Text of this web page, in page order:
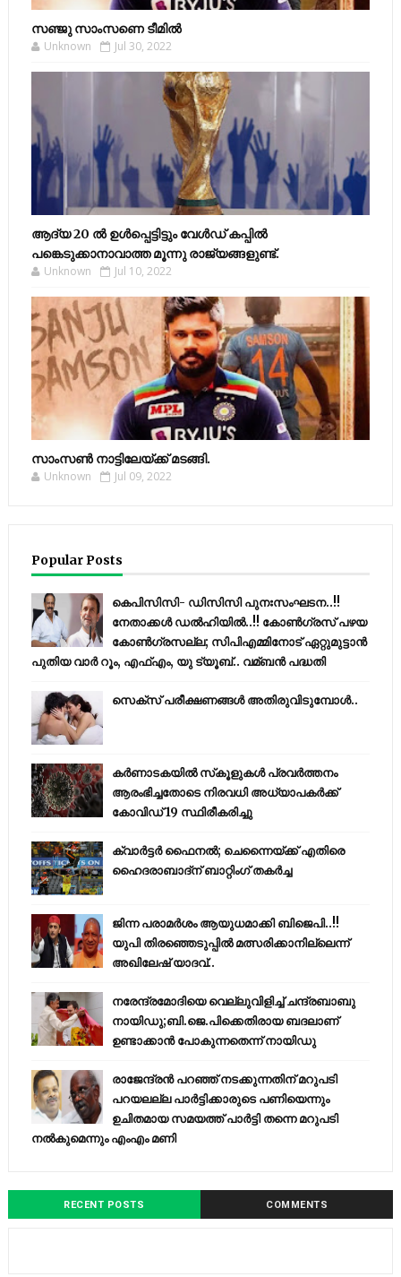
സഞ്ജു സാംസണെ ടീമില്‍
Unknown Jul 30, 2022
ആദ്യ 20 ല്‍ ഉള്‍പ്പെട്ടിട്ടും വേള്‍ഡ് കപ്പില്‍
പങ്കെടുക്കാനാവാത്ത മൂന്നു രാജ്യങ്ങളുണ്ട്.
Unknown Jul 10, 2022
സാംസണ്‍ നാട്ടിലേയ്‌ക്ക് മടങ്ങി.
Unknown Jul 09, 2022
Popular Posts
കെപിസിസി- ഡിസിസി പുനഃസംഘടന..!!
നേതാക്കൾ ഡൽഹിയിൽ..!! കോണ്‍ഗ്രസ് പഴയ
കോണ്‍ഗ്രസല്ല; സിപിഎമ്മിനോട് ഏറ്റുമുട്ടാന്‍
പുതിയ വാര്‍ റൂം, എഫ്‌എം, യു ട്യൂബ്.. വമ്ബന്‍ പദ്ധതി
സെക്സ് പരീക്ഷണങ്ങൾ അതിരുവിടുമ്പോൾ..
കര്‍ണാടകയില്‍ സ്‌കൂളുകള്‍ പ്രവര്‍ത്തനം
ആരംഭിച്ചതോടെ നിരവധി അധ്യാപകര്‍ക്ക്
കോവിഡ് 19 സ്ഥിരീകരിച്ചു
ക്വാർട്ടർ ഫൈനൽ; ചെന്നൈയ്ക്ക് എതിരെ
ഹൈദരാബാദ്ന് ബാറ്റിംഗ് തകർച്ച
ജിന്ന പരാമര്‍ശം ആയുധമാക്കി ബിജെപി..!!
യുപി തിരഞ്ഞെടുപ്പില്‍ മത്സരിക്കാനില്ലെന്ന്
അഖിലേഷ് യാദവ്..
നരേന്ദ്രമോദിയെ വെല്ലുവിളിച്ച് ചന്ദ്രബാബു
നായിഡു;ബി.ജെ.പിക്കെതിരായ ബദലാണ്
ഉണ്ടാക്കാന്‍ പോകുന്നതെന്ന് നായിഡു
രാജേന്ദ്രന്‍ പറഞ്ഞ് നടക്കുന്നതിന് മറുപടി
പറയലല്ല പാര്‍ട്ടിക്കാരുടെ പണിയെന്നും
ഉചിതമായ സമയത്ത് പാര്‍ട്ടി തന്നെ മറുപടി
നല്‍കുമെന്നും എംഎം മണി
RECENT POSTS COMMENTS